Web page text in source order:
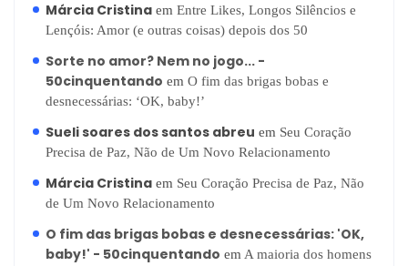
Márcia Cristina em Entre Likes, Longos Silêncios e
Lençóis: Amor (e outras coisas) depois dos 50
Sorte no amor? Nem no jogo... -
50cinquentando em O fim das brigas bobas e
desnecessárias: ‘OK, baby!’
Sueli soares dos santos abreu em Seu Coração
Precisa de Paz, Não de Um Novo Relacionamento
Márcia Cristina em Seu Coração Precisa de Paz, Não
de Um Novo Relacionamento
O fim das brigas bobas e desnecessárias: 'OK,
baby!' - 50cinquentando em A maioria dos homens